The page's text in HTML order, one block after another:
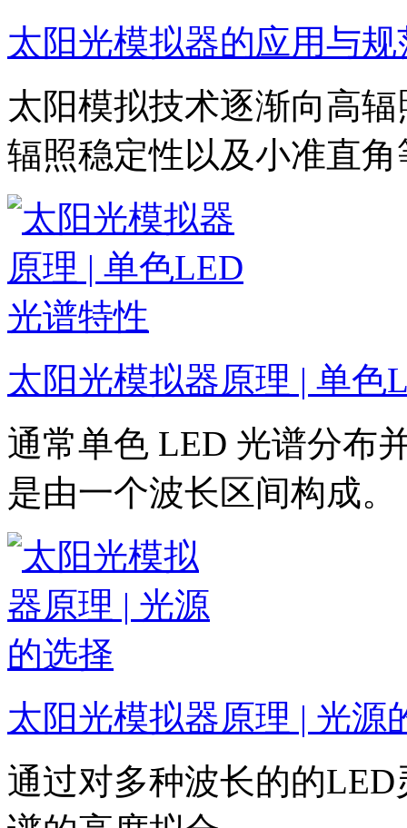
太阳光模拟器的应用与规
太阳模拟技术逐渐向高
辐照稳定性以及小准直
太阳光模拟器原理 | 单色
通常单色 LED 光谱分布
是由一个波长区间构成。
太阳光模拟器原理 | 光源
通过对多种波长的的